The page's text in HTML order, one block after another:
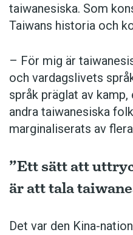
taiwanesiska. Som
Taiwans historia och
– För mig är
och vardagslivets
språk präglat av
andra taiwanesiska
marginaliserats av
”Ett sätt att
är att tala
Det var den Kina-